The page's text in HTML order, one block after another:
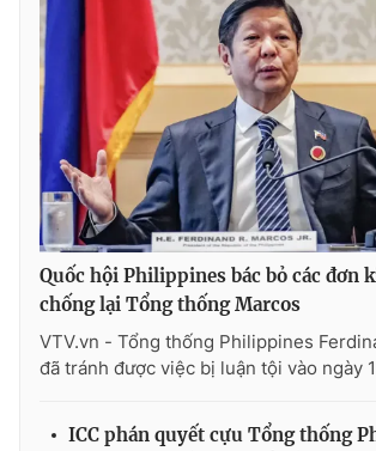
Quốc hội Philippines bác bỏ các đơn
chống lại Tổng thống Marcos
VTV.vn - Tổng thống Philippines
đã tránh được việc bị luận tội vào ngày
ICC phán quyết cựu Tổng thống